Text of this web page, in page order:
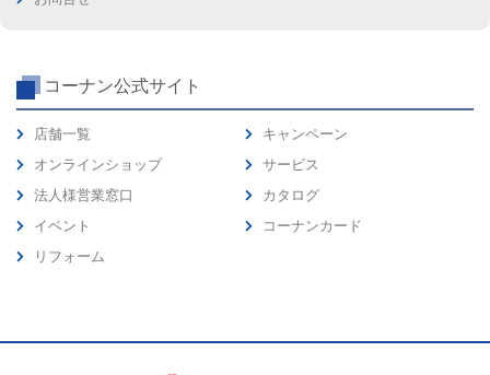
コーナン公式サイト
店舗一覧
オンラインショップ
法人様営業窓口
イベント
リフォーム
キャンペーン
サービス
カタログ
コーナンカード